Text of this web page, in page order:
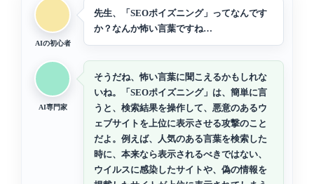
AIの初心者
先生、「SEOポイズニング」ってなんです
か？なんか怖い言葉ですね…
AI専門家
そうだね、怖い言葉に聞こえるかもしれな
いね。「SEOポイズニング」は、簡単に言
うと、検索結果を操作して、悪意のあるウ
ェブサイトを上位に表示させる攻撃のこと
だよ。例えば、人気のある言葉を検索した
時に、本来なら表示されるべきではない、
ウイルスに感染したサイトや、偽の情報を